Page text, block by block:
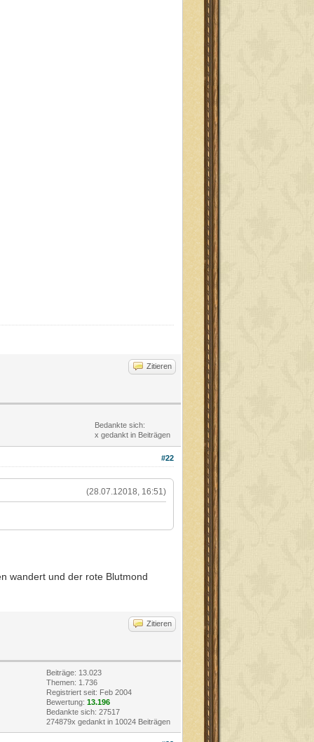
Zitieren
Bedankte sich:
x gedankt in Beiträgen
#22
(28.07.12018, 16:51)
wandert und der rote Blutmond
Zitieren
Beiträge: 13.023
Themen: 1.736
Registriert seit: Feb 2004
Bewertung: 13.196
Bedankte sich: 27517
274879x gedankt in 10024 Beiträgen